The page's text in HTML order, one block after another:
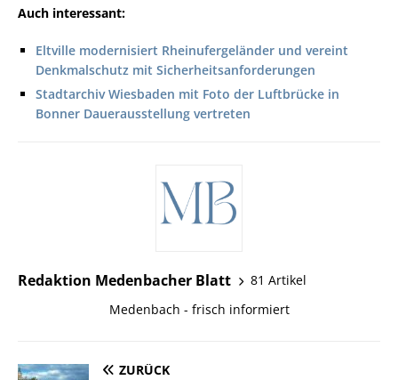
Auch interessant:
Eltville modernisiert Rheinufergeländer und vereint
Denkmalschutz mit Sicherheitsanforderungen
Stadtarchiv Wiesbaden mit Foto der Luftbrücke in
Bonner Dauerausstellung vertreten
Redaktion Medenbacher Blatt
81 Artikel
Medenbach - frisch informiert
ZURÜCK